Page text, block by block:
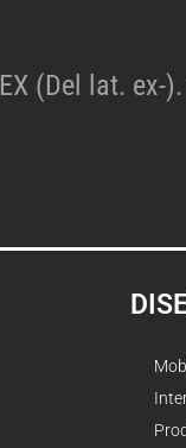
EX (Del lat. ex-